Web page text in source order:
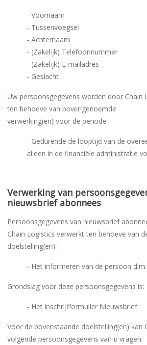
- Voornaam
- Tussenvoegsel
- Achternaam
- (Zakelijk) Telefoonnummer
- (Zakelijk) E-mailadres
- Geslacht
Uw persoonsgegevens worden door Chain
ten behoeve van bovengenoemde
verwerking(en) voor de periode:
- Gedurende de looptijd van de
alleen in de financiële administratie
Verwerking van
nieuwsbrief abonnees
Persoonsgegevens van nieuwsbrief
Chain Logistics verwerkt ten behoeve van
doelstelling(en):
- Het informeren van de persoon
Grondslag voor deze persoonsgegevens is:
- Het inschrijfformulier Nieuwsbrief.
Voor de bovenstaande doelstelling(en) kan
volgende persoonsgegevens van u vragen: